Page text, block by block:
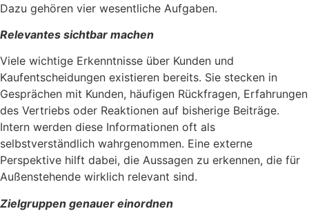
Dazu gehören vier wesentliche Aufgaben.
Relevantes sichtbar machen
Viele wichtige Erkenntnisse über Kunden und
Kaufentscheidungen existieren bereits. Sie stecken in
Gesprächen mit Kunden, häufigen Rückfragen, Erfahrungen
des Vertriebs oder Reaktionen auf bisherige Beiträge.
Intern werden diese Informationen oft als
selbstverständlich wahrgenommen. Eine externe
Perspektive hilft dabei, die Aussagen zu erkennen, die für
Außenstehende wirklich relevant sind.
Zielgruppen genauer einordnen